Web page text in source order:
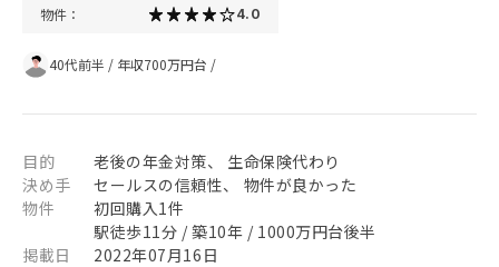
物件： 4.0
40代前半 / 年収700万円台 /
目的
老後の年金対策、 生命保険代わり
決め手
セールスの信頼性、 物件が良かった
物件
初回購入1件
駅徒歩11分 / 築10年 / 1000万円台後半
掲載日
2022年07月16日